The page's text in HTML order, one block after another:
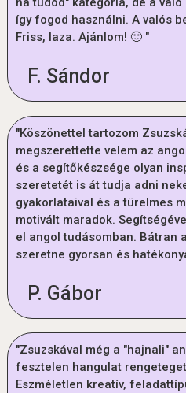
így fogod használni. A valós
Friss, laza. Ajánlom! 🙂 "
F. Sándor
"Köszönettel tartozom
megszerettette velem az
és a segítőkészsége olyan
szeretetét is át tudja adni
gyakorlataival és a türelmes
motivált maradok.
el angol tudásomban. Bátran
szeretne gyorsan és
P. Gábor
"Zsuzskával még a "hajnali"
fesztelen hangulat
Eszméletlen kreatív,